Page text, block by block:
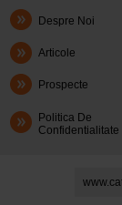
Despre Noi
Articole
Prospecte
Politica De
Confidentialitate